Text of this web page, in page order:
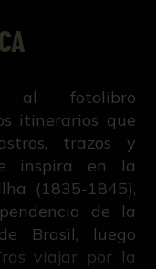
al fotolibro
itinerarios que
trazos y
inspira en la
(1835-1845),
de la
Brasil, luego
viajar por la